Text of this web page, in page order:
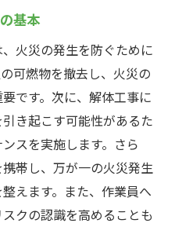
災保険のカバー範囲
の保険加入の流れ
備えるための保険加入
スクを考慮した保険の
険契約の内容
基本
火災の発生を防ぐために
可燃物を撤去し、火災の
です。次に、解体工事に
き起こす可能性があるた
スを実施します。さら
帯し、万が一の火災発生
えます。また、作業員へ
クの認識を高めることも